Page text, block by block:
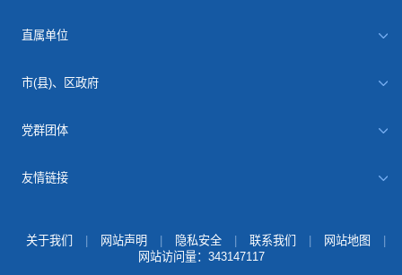
直属单位
市(县)、区政府
党群团体
友情链接
关于我们 网站声明 隐私安全 联系我们 网站地图
网站访问量： 343147117